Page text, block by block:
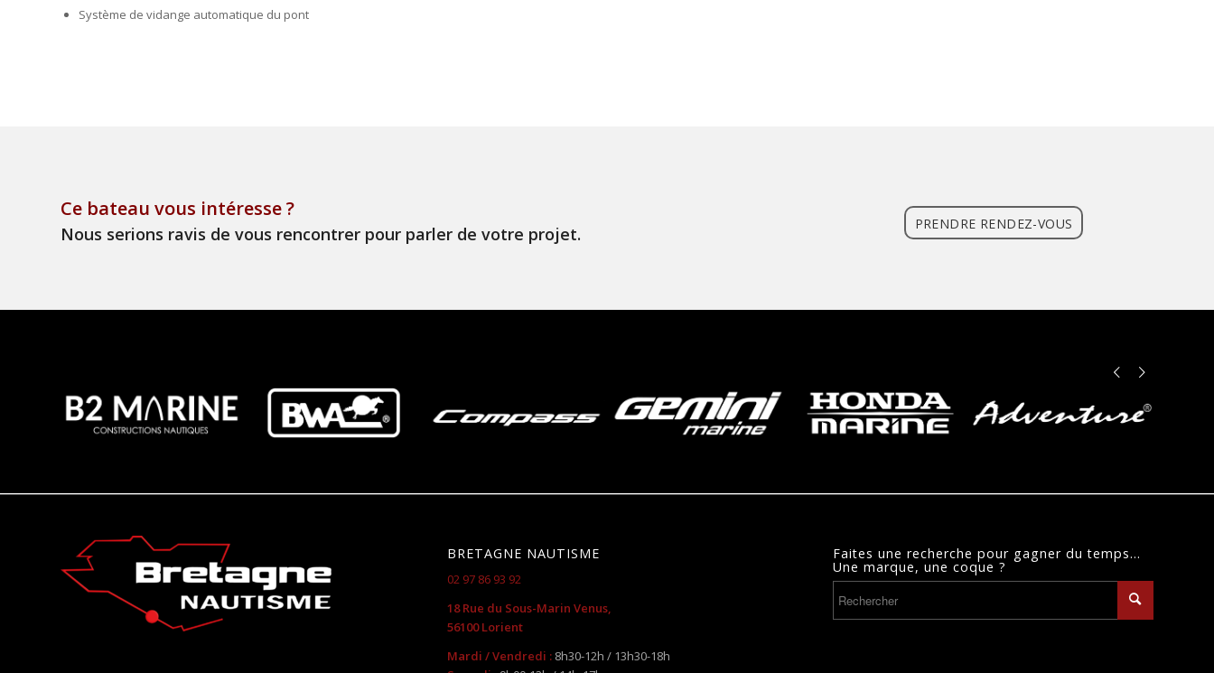
Système de vidange automatique du pont
Ce bateau vous intéresse ?
Nous serions ravis de vous rencontrer pour parler de votre projet. PRENDRE RENDEZ-VOUS
BRETAGNE NAUTISME
02 97 86 93 92
18 Rue du Sous-Marin Venus,
56100 Lorient
Mardi / Vendredi :8h30-12h / 13h30-18h
Faites une recherche pour gagner du temps…
Une marque, une coque ?